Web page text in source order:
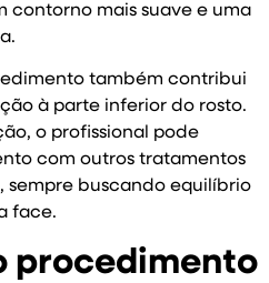
contorno mais suave e uma
também contribui
à parte inferior do rosto.
o profissional pode
com outros tratamentos
sempre buscando equilíbrio
face.
procedimento